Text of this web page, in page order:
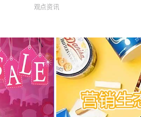
观点资讯